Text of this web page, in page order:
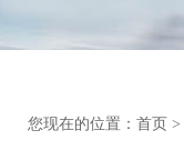
您现在的位置： 首页 >